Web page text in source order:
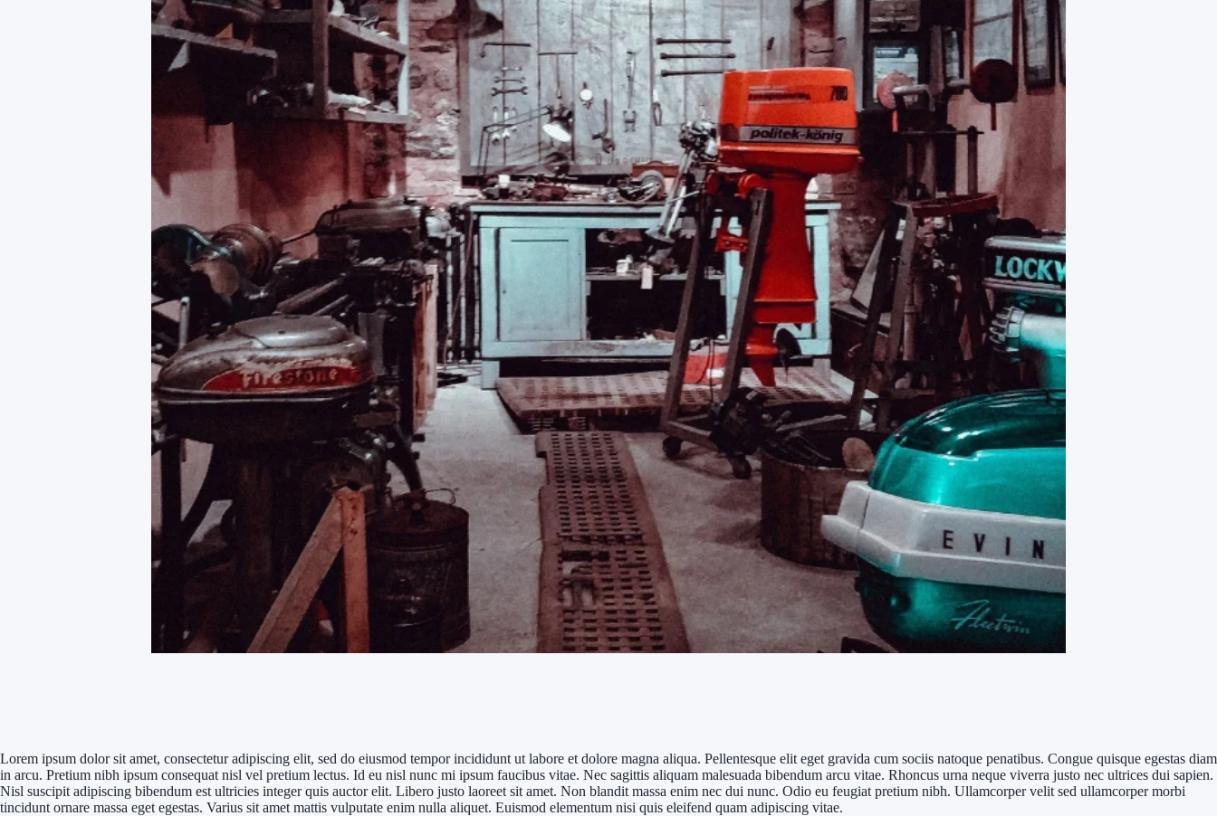
Lorem ipsum dolor sit amet, consectetur adipiscing elit, sed do eiusmod tempor incididunt ut labore et dolore magna aliqua. Pellentesque elit eget gravida cum sociis natoque penatibus. Congue quisque egestas diam
in arcu. Pretium nibh ipsum consequat nisl vel pretium lectus. Id eu nisl nunc mi ipsum faucibus vitae. Nec sagittis aliquam malesuada bibendum arcu vitae. Rhoncus urna neque viverra justo nec ultrices dui sapien.
Nisl suscipit adipiscing bibendum est ultricies integer quis auctor elit. Libero justo laoreet sit amet. Non blandit massa enim nec dui nunc. Odio eu feugiat pretium nibh. Ullamcorper velit sed ullamcorper morbi
tincidunt ornare massa eget egestas. Varius sit amet mattis vulputate enim nulla aliquet. Euismod elementum nisi quis eleifend quam adipiscing vitae.